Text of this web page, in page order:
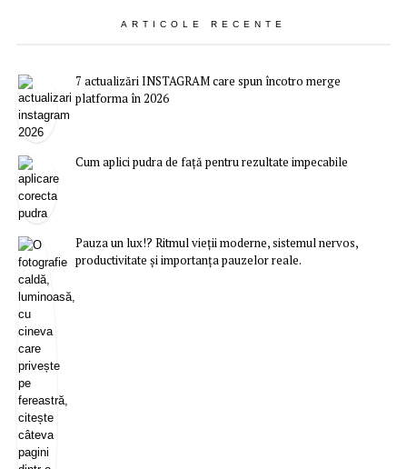
ARTICOLE RECENTE
7 actualizări INSTAGRAM care spun încotro merge
platforma în 2026
Cum aplici pudra de față pentru rezultate impecabile
Pauza un lux!? Ritmul vieții moderne, sistemul nervos,
productivitate și importanța pauzelor reale.